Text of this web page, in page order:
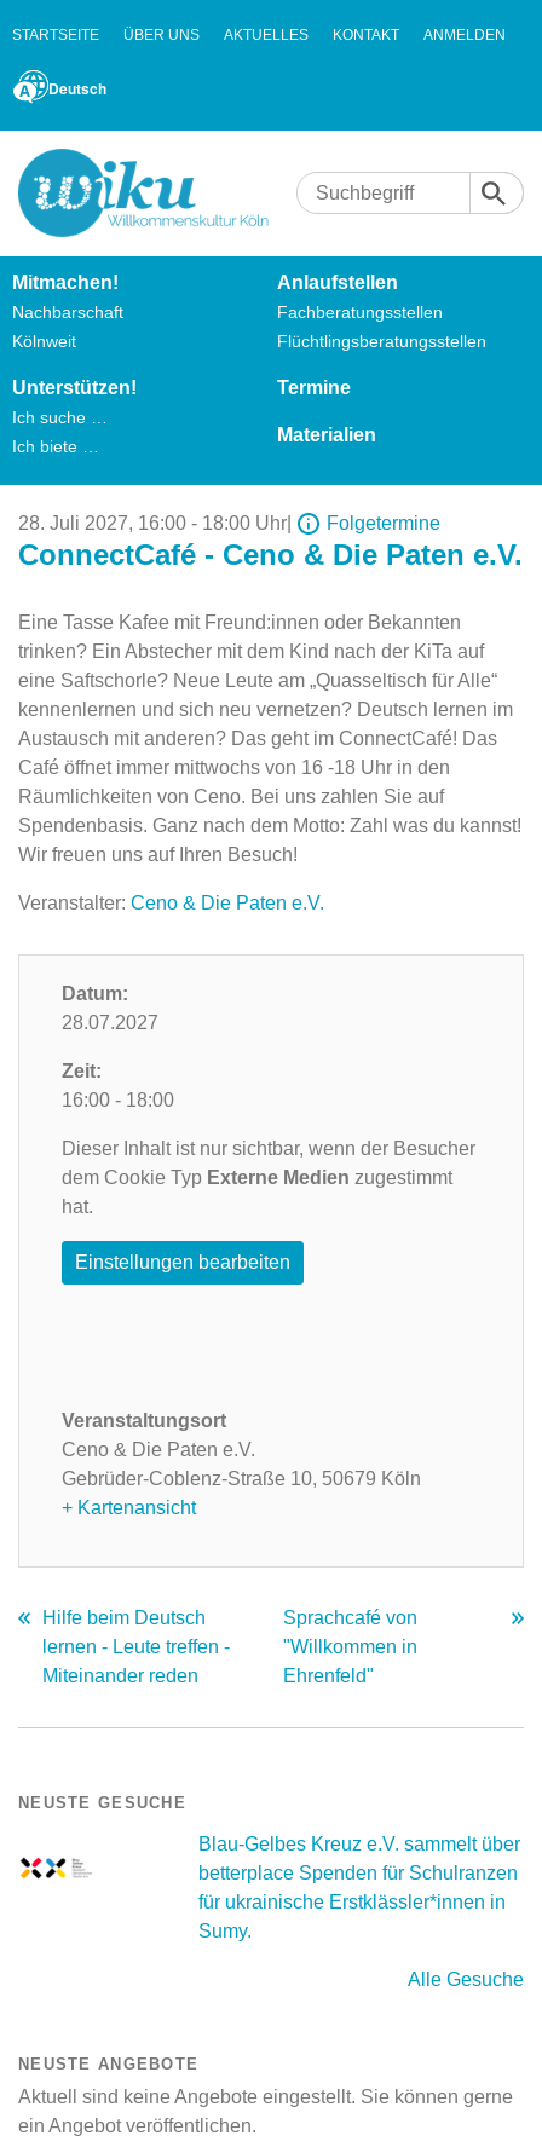
STARTSEITE ÜBER UNS AKTUELLES KONTAKT ANMELDEN
Deutsch
Mitmachen!
Nachbarschaft
Kölnweit
Anlaufstellen
Fachberatungsstellen
Flüchtlingsberatungsstellen
Unterstützen!
Ich suche …
Ich biete …
Termine
Materialien
28. Juli 2027, 16:00 - 18:00 Uhr Folgetermine
ConnectCafé - Ceno & Die Paten e.V.
Eine Tasse Kafee mit Freund:innen oder Bekannten
trinken? Ein Abstecher mit dem Kind nach der KiTa auf
eine Saftschorle? Neue Leute am „Quasseltisch für Alle“
kennenlernen und sich neu vernetzen? Deutsch lernen im
Austausch mit anderen? Das geht im ConnectCafé! Das
Café öffnet immer mittwochs von 16 -18 Uhr in den
Räumlichkeiten von Ceno. Bei uns zahlen Sie auf
Spendenbasis. Ganz nach dem Motto: Zahl was du kannst!
Wir freuen uns auf Ihren Besuch!
Veranstalter: Ceno & Die Paten e.V.
Datum:
28.07.2027
Zeit:
16:00 - 18:00
Dieser Inhalt ist nur sichtbar, wenn der Besucher
dem Cookie Typ Externe Medien zugestimmt
hat.
Einstellungen bearbeiten
Veranstaltungsort
Ceno & Die Paten e.V.
Gebrüder-Coblenz-Straße 10, 50679 Köln
+ Kartenansicht
Hilfe beim Deutsch
lernen - Leute treffen -
Miteinander reden
Sprachcafé von
"Willkommen in
Ehrenfeld"
NEUSTE GESUCHE
Blau-Gelbes Kreuz e.V. sammelt über
betterplace Spenden für Schulranzen
für ukrainische Erstklässler*innen in
Sumy.
Alle Gesuche
NEUSTE ANGEBOTE
Aktuell sind keine Angebote eingestellt. Sie können gerne
ein Angebot veröffentlichen.